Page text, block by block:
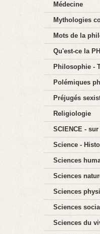
Médecine
Mythologies
Mots de la
Qu'est-ce la
Philosophie -
Polémiques
Préjugés
Religiologie
SCIENCE -
Science -
Sciences
Sciences
Sciences
Sciences
Sciences du